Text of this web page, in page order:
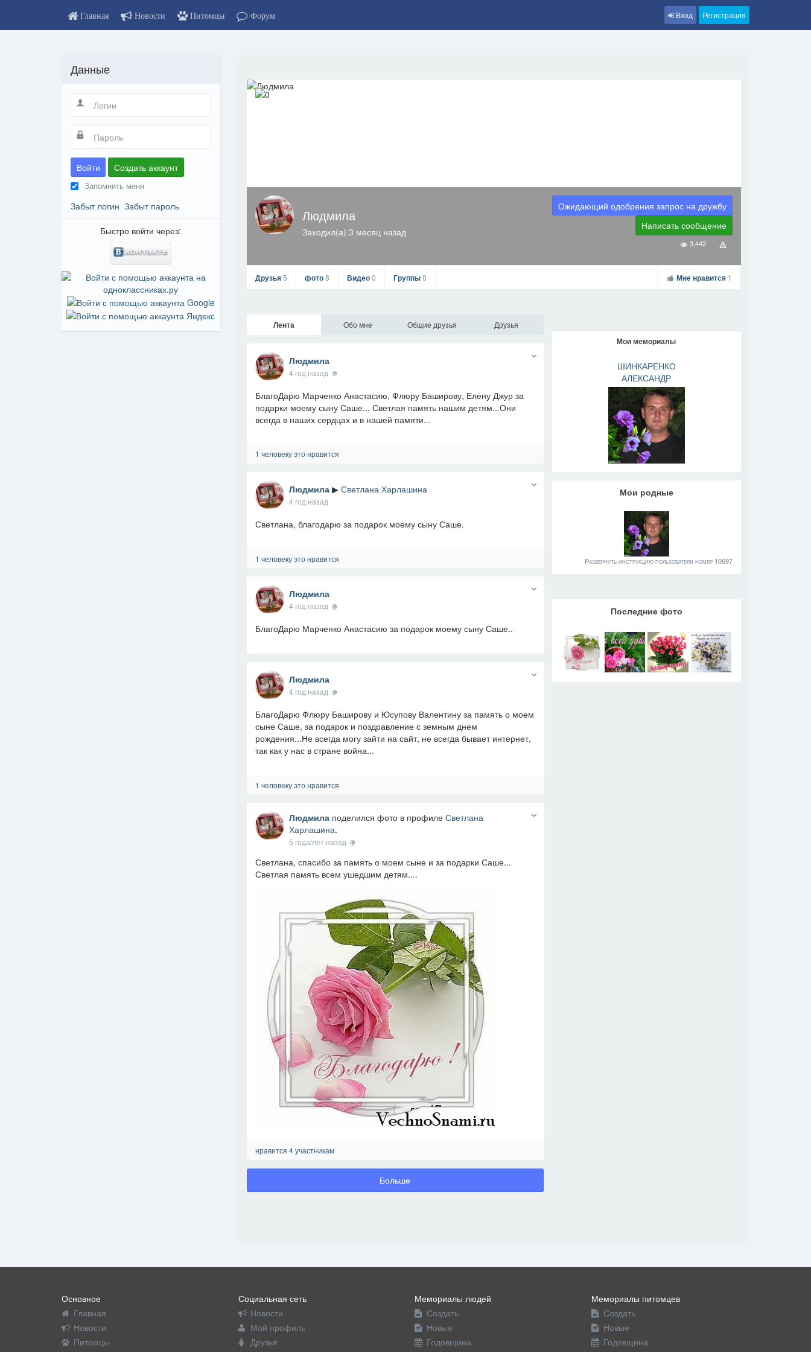
Главная Новости Питомцы Форум Вход Регистрация
Людмила
Заходил(а):3 месяц назад
Ожидающий одобрения запрос на дружбу
Написать сообщение
3,442
Друзья5 фото8 Видео0 Группы0 Мне нравится 1
Мои мемориалы
ШИНКАРЕНКО
АЛЕКСАНДР
НИКОЛАЕВИЧ
Мои родные
Развернуть инструкцию пользователя номер 10697
Последние фото
Лента Обо мне Общие друзья Друзья
Людмила
4 год назад
БлагоДарю Марченко Анастасию, Флюру Баширову, Елену Джур за
подарки моему сыну Саше... Светлая память нашим детям...Они
всегда в наших сердцах и в нашей памяти...
1 человеку это нравится
Людмила ▶Светлана Харлашина
4 год назад
Светлана, благодарю за подарок моему сыну Саше.
1 человеку это нравится
Людмила
4 год назад
БлагоДарю Марченко Анастасию за подарок моему сыну Саше..
Людмила
4 год назад
БлагоДарю Флюру Баширову и Юсупову Валентину за память о моем
сыне Саше, за подарок и поздравление с земным днем
рождения...Не всегда могу зайти на сайт, не всегда бывает интернет,
так как у нас в стране война...
1 человеку это нравится
Людмила поделился фото в профилеСветлана
Харлашина.
5 года/лет назад
Светлана, спасибо за память о моем сыне и за подарки Саше...
Светлая память всем ушедшим детям....
нравится 4 участникам
Больше
Данные
Войти Создать аккаунт
Запомнить меня
Забыт логин Забыт пароль
Быстро войти через:
Основное
Главная
Новости
Питомцы
Социальная сеть
Новости
Мой профиль
Друзья
Мемориалы людей
Создать
Новые
Годовщина
Мемориалы питомцев
Создать
Новые
Годовщина